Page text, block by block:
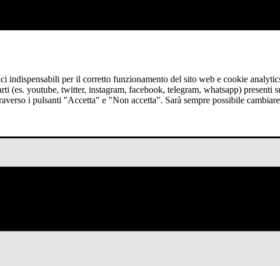
indispensabili per il corretto funzionamento del sito web e cookie
(es. youtube, twitter, instagram, facebook, telegram, whatsapp)
i pulsanti "Accetta" e "Non accetta". Sarà sempre possibile